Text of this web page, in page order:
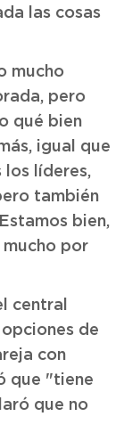
las cosas
mucho
pero
qué bien
igual que
los líderes,
también
bien,
por
central
de
con
que "tiene
que no